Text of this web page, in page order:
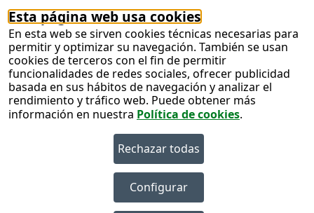
Esta página web usa cookies
En esta web se sirven cookies técnicas necesarias para
permitir y optimizar su navegación. También se usan
cookies de terceros con el fin de permitir
funcionalidades de redes sociales, ofrecer publicidad
basada en sus hábitos de navegación y analizar el
rendimiento y tráfico web. Puede obtener más
información en nuestra Política de cookies.